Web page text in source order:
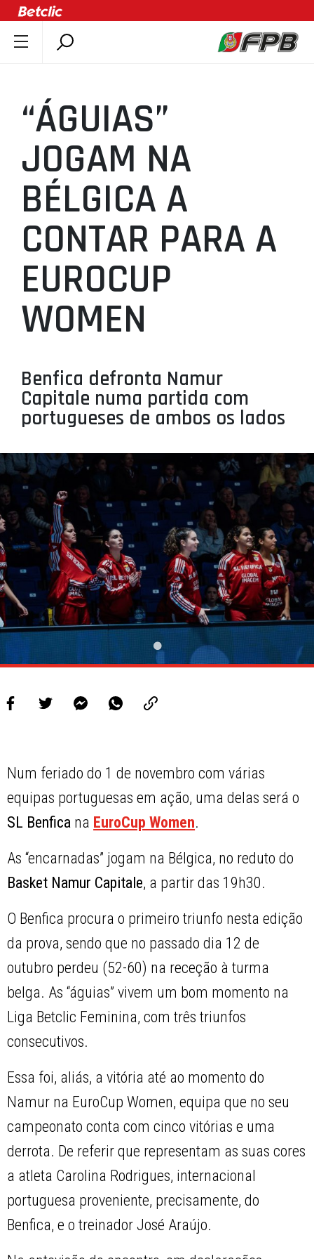
DOCUMENTOS
ÚLTIMAS
COMPETIÇÕES
ASSOCIAÇÕES
CLUBES
AGENTES
AGENDA
SELEÇÕES
MINIBASQUETE
ÁREA TÉCNICA
PROJETOS
LIGA BETCLIC FEMININA
“ÁGUIAS”
JOGAM NA
BÉLGICA A
CONTAR PARA A
EUROCUP
WOMEN
Benfica defronta Namur
Capitale numa partida com
portugueses de ambos os lados
Num feriado do 1 de novembro com várias
equipas portuguesas em ação, uma delas será o
SL Benfica na EuroCup Women.
As “encarnadas” jogam na Bélgica, no reduto do
Basket Namur Capitale, a partir das 19h30.
O Benfica procura o primeiro triunfo nesta edição
da prova, sendo que no passado dia 12 de
outubro perdeu (52-60) na receção à turma
belga. As “águias” vivem um bom momento na
Liga Betclic Feminina, com três triunfos
consecutivos.
Essa foi, aliás, a vitória até ao momento do
Namur na EuroCup Women, equipa que no seu
campeonato conta com cinco vitórias e uma
derrota. De referir que representam as suas cores
a atleta Carolina Rodrigues, internacional
portuguesa proveniente, precisamente, do
Benfica, e o treinador José Araújo.